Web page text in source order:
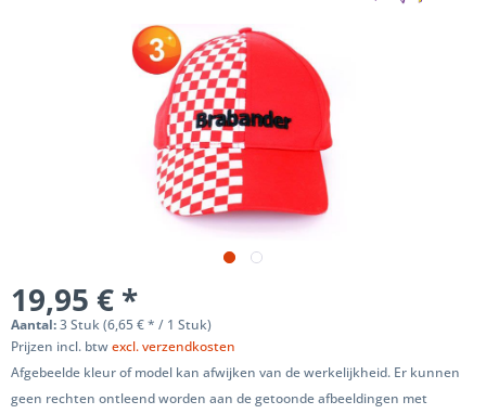
19,95 € *
Aantal:3 Stuk (6,65 € * / 1 Stuk)
Prijzen incl. btwexcl. verzendkosten
Afgebeelde kleur of model kan afwijken van de werkelijkheid. Er kunnen
geen rechten ontleend worden aan de getoonde afbeeldingen met